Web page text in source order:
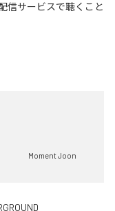
信サービスで聴くこと
Moment Joon